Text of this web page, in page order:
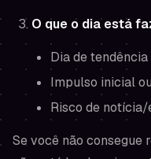
O que o dia está
Dia de tendência
Impulso inicial
Risco de
Se você não consegue